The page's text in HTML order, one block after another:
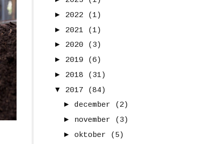
► 2022
(1)
► 2021
(1)
► 2020
(3)
► 2019
(6)
► 2018
(31)
▼
2017
(84)
► december
(2)
► november
(3)
► oktober
(5)